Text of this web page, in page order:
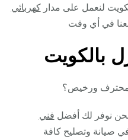
لنعمل على مداركهربائي
في أي وقت
بالكويت
محترف ورخيص؟
نوفر لك أفضل فني
صيانة وتصليح كافة